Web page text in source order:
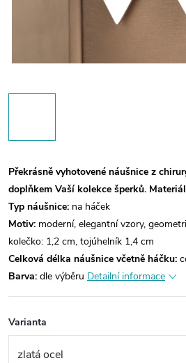
Překrásně vyhotovené náušnice z
doplňkem Vaší kolekce šperků.
Typ náušnice: na háček
Motiv: moderní, elegantní vzory,
kolečko: 1,2 cm, tojúhelník 1,4 cm
Celková délka náušnice včetně háčku:
Barva: dle výběru Detailní informace
Varianta